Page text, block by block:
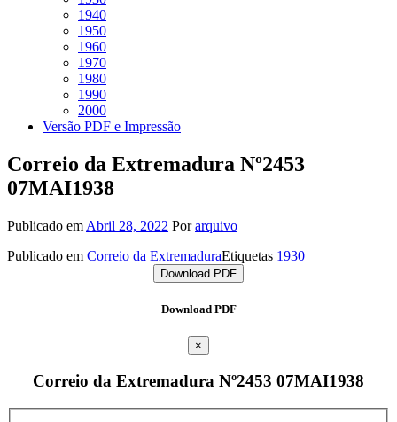
1940
1950
1960
1970
1980
1990
2000
Versão PDF e Impressão
Correio da Extremadura Nº2453
07MAI1938
Publicado em Abril 28, 2022 Porarquivo
Publicado em Correio da ExtremaduraEtiquetas 1930
Download PDF
Download PDF
×
Correio da Extremadura Nº2453 07MAI1938